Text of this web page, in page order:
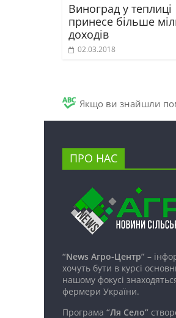
Виноград у теплиці
принесе більше
доходів
02.03.2018
Якщо ви знайшли
ПРО НАС
“News Агро-Центр” –
хочуть бути в курсі
нашому фокусі
фермери України.
Програма “Ля Село”